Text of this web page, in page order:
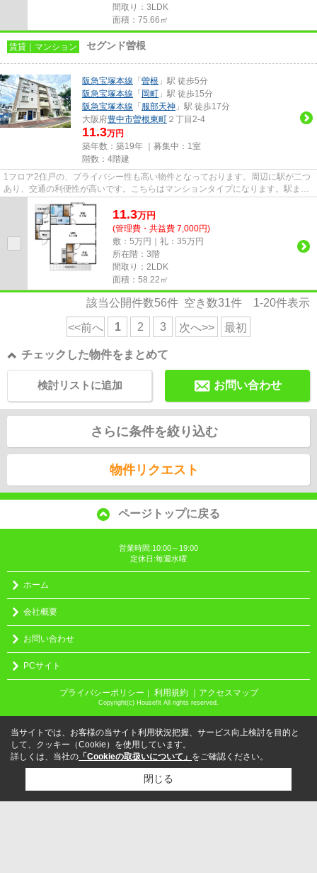
間取り：3LDK
面積：75.66㎡
賃貸｜マンション セグンド曽根
阪急宝塚本線 「 曽根 」駅 徒歩5分
阪急宝塚本線 「 岡町 」駅 徒歩15分
阪急宝塚本線 「 服部天神 」駅 徒歩17分
大阪府豊中市曽根東町 ２丁目2-4
11.3万円
築年数：築19年 ｜募集中： 1室
階数：4階建
1フロア2住戸の、プライバシー性も高い物件となっております。周辺に駅が二つ
あり、交通の利便性が高いです。こちらはマンションタイプになります。駅まで
歩いてアクセスできる、徒歩5...
11.3万円
(管理費・共益費 7,000円)
敷：5万円｜礼：35万円
所在階：3階
間取り：2LDK
面積：58.22㎡
該当公開件数56件 空き数31件 1-20件表示
<<前へ 1 2 3 次へ>> 最初
チェックした物件をまとめて
お問い合わせ
検討リストに追加
さらに条件を絞り込む
物件リクエスト
ページトップに戻る
営業時間:10:00～19:00
定休日:毎週水曜
ホーム
会社概要
お問い合わせ
PCサイト
プライバシーポリシー ｜ 利用規約 ｜アクセスマップ
Copyright(c) Housefit All rights reserved.
当サイトでは、お客様の当サイト利用状況把握、サービス向上検討を目的と
して、クッキー（Cookie）を使用しています。
詳しくは、当社の 「Cookieの取扱いについて」 をご確認ください。
閉じる